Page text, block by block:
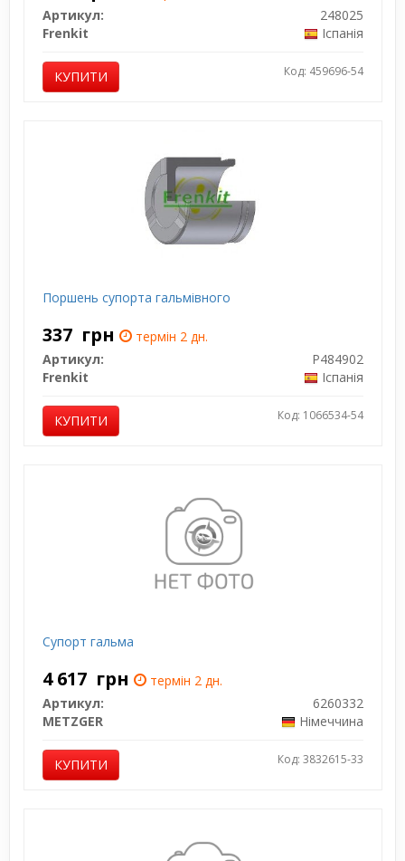
Артикул:
248025
Frenkit
Іспанія
КУПИТИ Код: 459696-54
Поршень супорта гальмівного
337 грн
термін 2 дн.
Артикул:
P484902
Frenkit
Іспанія
КУПИТИ Код: 1066534-54
Супорт гальма
4 617 грн
термін 2 дн.
Артикул:
6260332
METZGER
Німеччина
КУПИТИ Код: 3832615-33